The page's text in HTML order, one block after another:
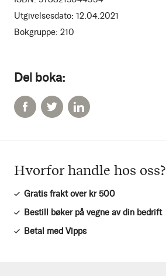
Del boka:
Utgivelsesdato: 12.04.2021
Bokgruppe: 210
Hvorfor handle hos oss?
Gratis frakt over kr 500
Bestill bøker på vegne av din bedrift
Betal med Vipps